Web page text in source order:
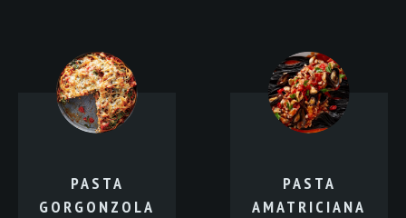
PASTA
GORGONZOLA
PASTA
AMATRICIANA